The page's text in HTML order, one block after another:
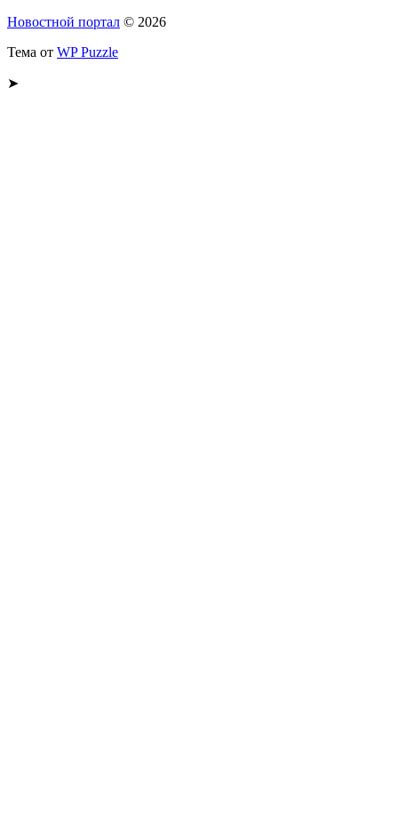
Новостной портал © 2026
Тема от WP Puzzle
➤